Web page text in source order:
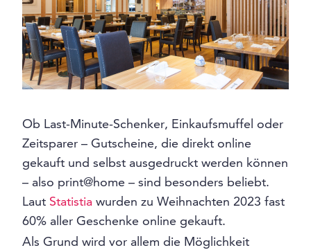
Ob Last-Minute-Schenker, Einkaufsmuffel oder
Zeitsparer – Gutscheine, die direkt online
gekauft und selbst ausgedruckt werden können
– also print@home – sind besonders beliebt.
Laut Statistia wurden zu Weihnachten 2023 fast
60% aller Geschenke online gekauft.
Als Grund wird vor allem die Möglichkeit